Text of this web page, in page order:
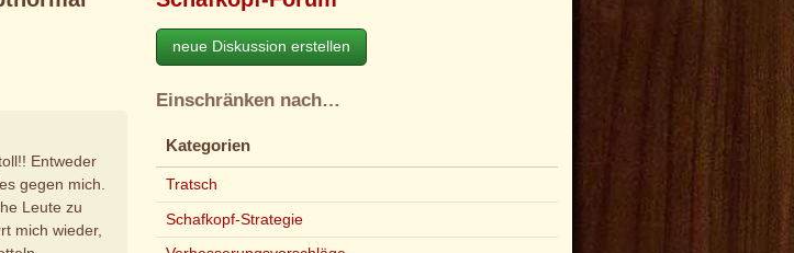
Entweder
gegen mich.
Leute zu
mich wieder,
neue Diskussion erstellen
Einschränken nach…
Kategorien
Tratsch
Schafkopf-Strategie